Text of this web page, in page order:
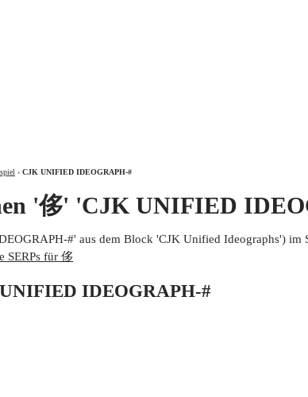
› CJK UNIFIED IDEOGRAPH-#
'侈' 'CJK UNIFIED
#' aus dem Block 'CJK Unified Ideographs') im
SERPs für 侈
IDEOGRAPH-#